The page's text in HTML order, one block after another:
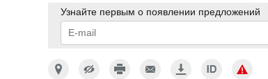
Узнайте первым о появлении предложений
данных